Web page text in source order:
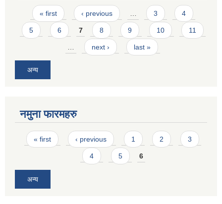
Pages
« first ‹ previous 3 4
5 6 7 8 9 10 11
next › last »
अन्य
नमुना फारमहरु
Pages
« first ‹ previous 1 2 3
4 5 6
अन्य